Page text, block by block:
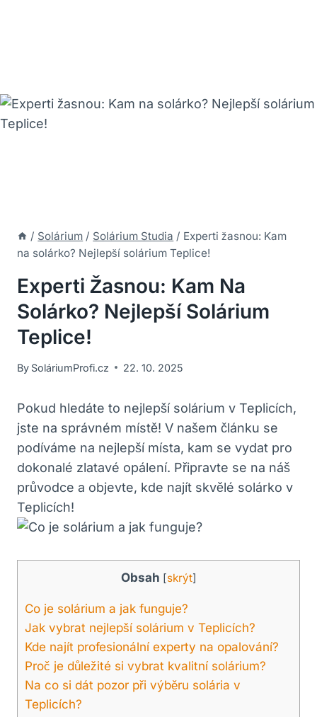
/ Solárium / Solárium Studia / Experti žasnou: Kam
na solárko? Nejlepší solárium Teplice!
Experti Žasnou: Kam Na
Solárko? Nejlepší Solárium
Teplice!
By SoláriumProfi.cz 22. 10. 2025
Pokud hledáte to nejlepší solárium v Teplicích,
jste na správném místě! V našem článku se
podíváme na nejlepší místa, kam se vydat pro
dokonalé zlatavé opálení. Připravte se na náš
průvodce a objevte, kde najít skvělé solárko v
Teplicích!
Obsah [skrýt]
Co je solárium a jak funguje?
Jak vybrat nejlepší solárium v Teplicích?
Kde najít profesionální experty na opalování?
Proč je důležité si vybrat kvalitní solárium?
Na co si dát pozor při výběru solária v
Teplicích?